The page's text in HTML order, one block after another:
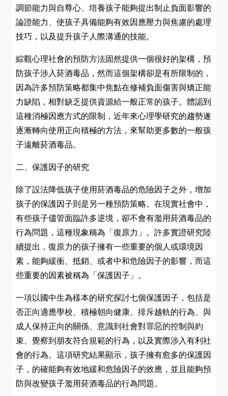
調節能力與自尊心、培養孩子能夠提出制止負面影響的
論證能力、使孩子具備能夠有效因應壓力與焦慮的處理
技巧，以及提升孩子人際溝通的技能。
綜觀心理社會的預防方法固然提供一個很好的架構，預
防孩子涉入菸酒毒品，然而這個架構卻是有所限制的，
因為許多預防策略都集中焦點在修補負面傷害與矯正能
力缺陷，相對缺乏提供資源給一般正常的孩子。體認到
這種消極因應方式的限制，近年來心理學研究的趨勢遂
逐漸轉向使用正向積極的方法，來幫助更多數的一般孩
子遠離菸酒毒品。
二、保護因子的研究
除了設法降低孩子使用菸酒毒品的危險因子之外，增加
孩子的保護因子則是另一種預防策略。在現實社會中，
有些孩子儘管面臨許多逆境，卻不會有濫用菸酒毒品的
行為問題，這種現象稱為「復原力」。許多實證研究陸
續提出，復原力的孩子擁有一些重要的個人或環境因
素，能夠緩衝、抵銷、或者中和危險因子的影響，而這
些重要的因素被稱為「保護因子」。
一項以國中生為樣本的研究探討七個保護因子，包括是
否正向適應學校、積極朝向健康、排斥越軌的行為、與
成人保持正向的關係、意識到社會對罪惡的控制與約
束、覺察到朋友符合規範的行為，以及實際涉入有利社
會的行為。這項研究結果顯示，孩子擁有愈多的保護因
子，的確能夠有效地緩和危險因子的效應，並且能夠預
防與改變孩子濫用菸酒毒品的行為問題。